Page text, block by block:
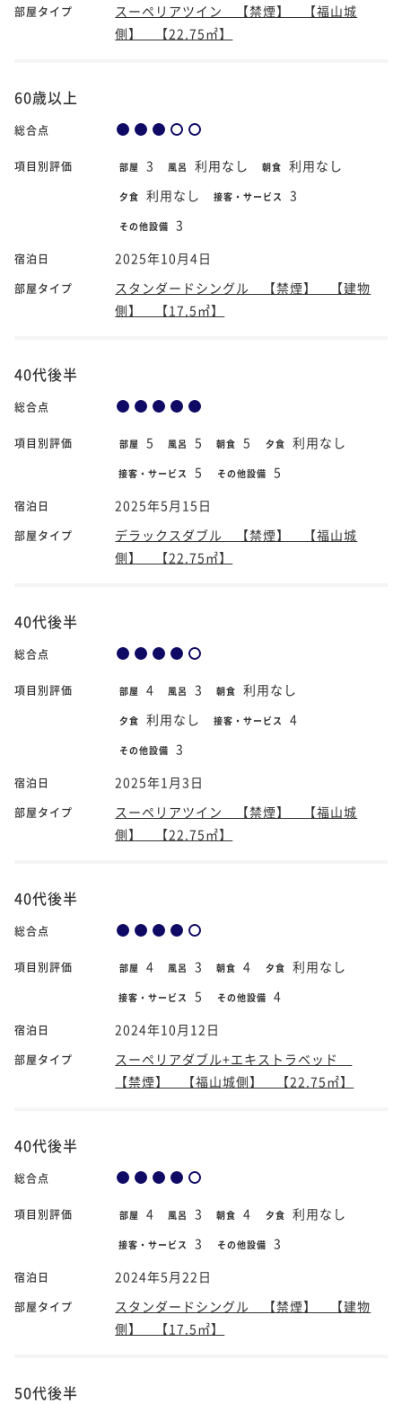
部屋タイプ
スーペリアツイン 【禁煙】 【福山城
側】 【22.75㎡】
60歳以上
総合点
項目別評価 部屋 3 風呂 利用なし 朝食 利用なし
夕食 利用なし 接客・サービス 3
その他設備 3
宿泊日 2025年10月4日
部屋タイプ
スタンダードシングル 【禁煙】 【建物
側】 【17.5㎡】
40代後半
総合点
項目別評価 部屋 5 風呂 5 朝食 5 夕食 利用なし
接客・サービス 5 その他設備 5
宿泊日 2025年5月15日
部屋タイプ
デラックスダブル 【禁煙】 【福山城
側】 【22.75㎡】
40代後半
総合点
項目別評価 部屋 4 風呂 3 朝食 利用なし
夕食 利用なし 接客・サービス 4
その他設備 3
宿泊日 2025年1月3日
部屋タイプ
スーペリアツイン 【禁煙】 【福山城
側】 【22.75㎡】
40代後半
総合点
項目別評価 部屋 4 風呂 3 朝食 4 夕食 利用なし
接客・サービス 5 その他設備 4
宿泊日 2024年10月12日
部屋タイプ
スーペリアダブル+エキストラベッド
【禁煙】 【福山城側】 【22.75㎡】
40代後半
総合点
項目別評価 部屋 4 風呂 3 朝食 4 夕食 利用なし
接客・サービス 3 その他設備 3
宿泊日 2024年5月22日
部屋タイプ
スタンダードシングル 【禁煙】 【建物
側】 【17.5㎡】
50代後半